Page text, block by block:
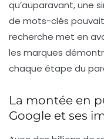
qu’auparavant, une
de mots-clés pouvait
recherche met en
les marques
chaque étape du
La montée en
Google et ses